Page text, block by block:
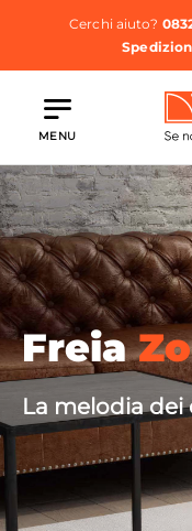
Cerchi aiuto?
MENU
Freia
La melodia dei